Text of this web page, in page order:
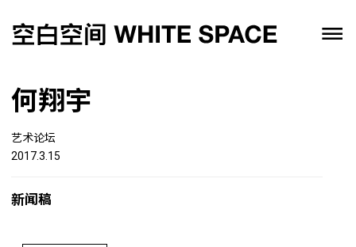
何翔宇
艺术论坛
2017.3.15
新闻稿